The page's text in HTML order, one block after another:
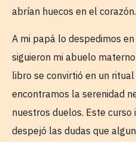
abrían huecos en el corazón.
A mi papá lo despedimos
siguieron mi abuelo
libro se convirtió en un
encontramos la serenidad
nuestros duelos. Este
despejó las dudas que